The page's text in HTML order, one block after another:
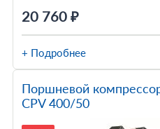
20 760 ₽
+ Подробнее
Поршневой
CPV 400/50